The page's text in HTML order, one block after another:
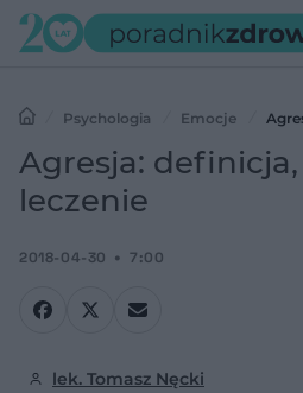
Psychologia Emocje
Agresja:
leczenie
2018-04-30 7:00
lek. Tomasz Nęcki